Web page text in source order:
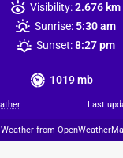
1019 mb
Visibility:2.676 km
Sunrise: 5:30 am
Sunset: 8:27 pm
Last
Weather from